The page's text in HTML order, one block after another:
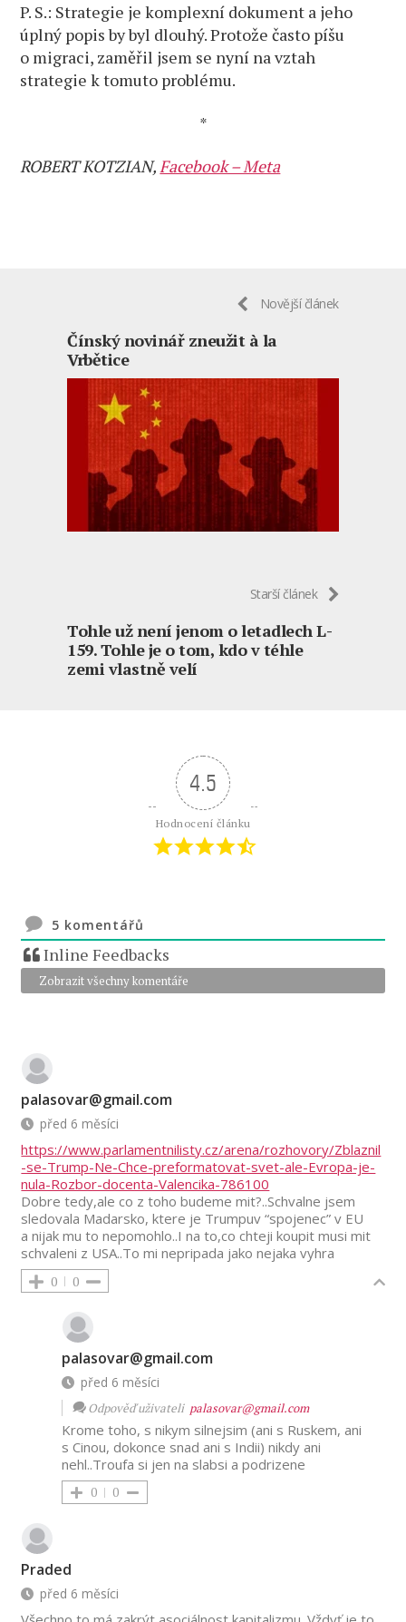
P. S.: Strategie je komplexní dokument a jeho
úplný popis by byl dlouhý. Protože často píšu
o migraci, zaměřil jsem se nyní na vztah
strategie k tomuto problému.
*
ROBERT KOTZIAN,Facebook – Meta
Novější článek
Čínský novinář zneužit à la
Vrbětice
Starší článek
Tohle už není jenom o letadlech L-
159. Tohle je o tom, kdo v téhle
zemi vlastně velí
4.5
Hodnocení článku
5 komentářů
Inline Feedbacks
Zobrazit všechny komentáře
palasovar@gmail.com
před 6 měsíci
https://www.parlamentnilisty.cz/arena/rozhovory/Zblaznil
-se-Trump-Ne-Chce-preformatovat-svet-ale-Evropa-je-
nula-Rozbor-docenta-Valencika-786100
Dobre tedy,ale co z toho budeme mit?..Schvalne jsem
sledovala Madarsko, ktere je Trumpuv “spojenec” v EU
a nijak mu to nepomohlo..I na to,co chteji koupit musi mit
schvaleni z USA..To mi nepripada jako nejaka vyhra
0 0
palasovar@gmail.com
před 6 měsíci
Odpověď uživateli palasovar@gmail.com
Krome toho, s nikym silnejsim (ani s Ruskem, ani
s Cinou, dokonce snad ani s Indii) nikdy ani
nehl..Troufa si jen na slabsi a podrizene
0 0
Praded
před 6 měsíci